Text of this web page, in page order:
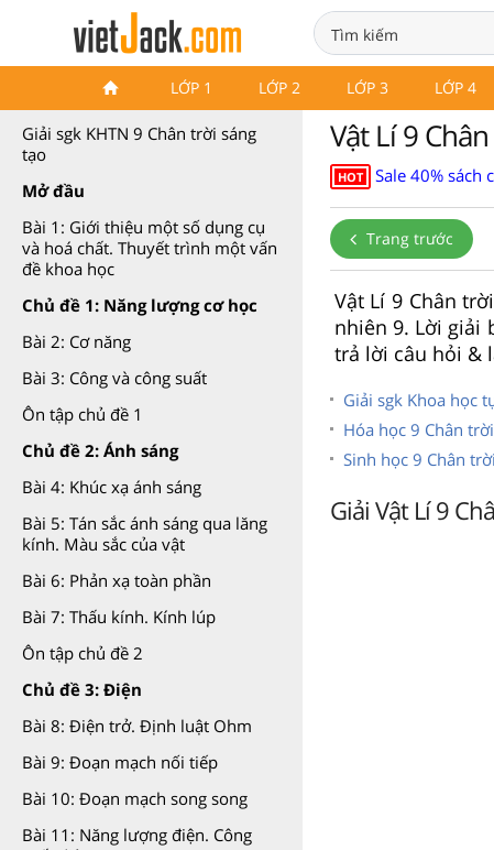
LỚP 1 LỚP 2 LỚP 3 LỚP 4
Khoa học tự nhiên 9 Chân trời
Giải sgk KHTN 9 Chân trời sáng
tạo
Mở đầu
Bài 1: Giới thiệu một số dụng cụ
và hoá chất. Thuyết trình một vấn
đề khoa học
Chủ đề 1: Năng lượng cơ học
Bài 2: Cơ năng
Bài 3: Công và công suất
Ôn tập chủ đề 1
Chủ đề 2: Ánh sáng
Bài 4: Khúc xạ ánh sáng
Bài 5: Tán sắc ánh sáng qua lăng
kính. Màu sắc của vật
Bài 6: Phản xạ toàn phần
Bài 7: Thấu kính. Kính lúp
Ôn tập chủ đề 2
Chủ đề 3: Điện
Bài 8: Điện trở. Định luật Ohm
Bài 9: Đoạn mạch nối tiếp
Bài 10: Đoạn mạch song song
Bài 11: Năng lượng điện. Công
Vật Lí 9
HOT Sale 40% sách
Trang trước
Vật Lí 9 Chân
nhiên 9. Lời giải
trả lời câu hỏi &
Giải sgk Khoa học
Hóa học 9 Chân
Sinh học 9 Chân
Giải Vật Lí 9